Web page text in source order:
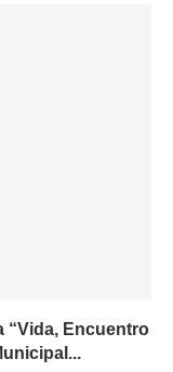
“Vida, Encuentro